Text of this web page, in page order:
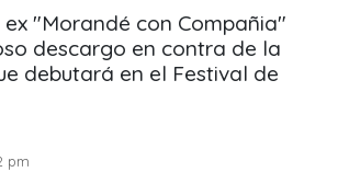
"Morandé con Compañia"
descargo en contra de la
debutará en el Festival de
pm